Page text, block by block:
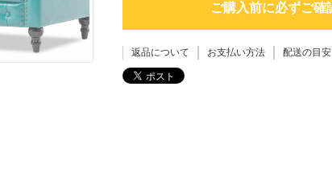
ご購入前に必ずご確
返品について お支払い方法 配送の目安